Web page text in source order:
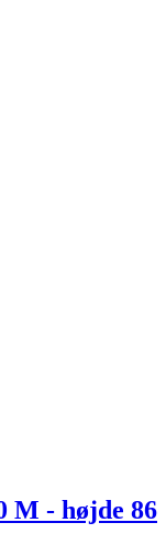
M - højde 86